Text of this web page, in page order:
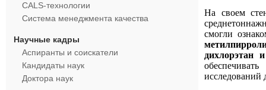
CALS-технологии
Система менеджмента качества
Научные кадры
Аспиранты и соискатели
Кандидаты наук
Доктора наук
На своем
смогли
дихлорэтан
исследований